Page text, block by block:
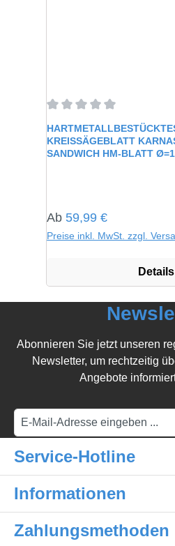
Durchschnittliche
KREISSÄGEBLATT
SANDWICH HM-BLATT
Regulärer Preis:
Ab 59,99 €
Preise inkl. MwSt. zzgl.
Details
Abonnieren Sie jetzt unseren
Newsletter, um rechtzeitig
Angebote
Service-Hotline
Informationen
Zahlungsmethoden